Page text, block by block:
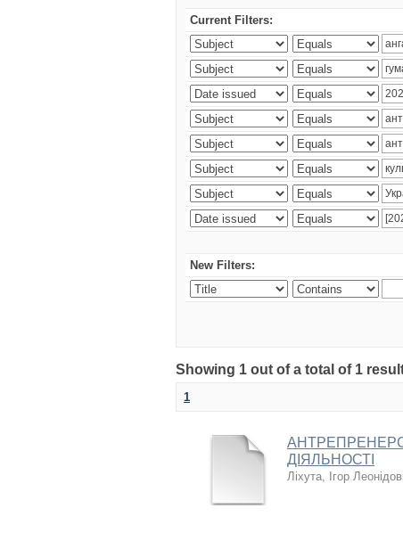
Current Filters:
New Filters:
Showing 1 out of a total of 1
1
ДІЯЛЬНОСТІ
Ліхута, Ігор